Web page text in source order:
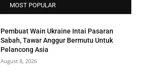
MOST POPULAR
Pembuat Wain Ukraine Intai Pasaran
Sabah, Tawar Anggur Bermutu Untuk
Pelancong Asia
August 8, 2026